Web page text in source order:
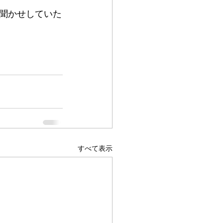
かせしていた
すべて表示